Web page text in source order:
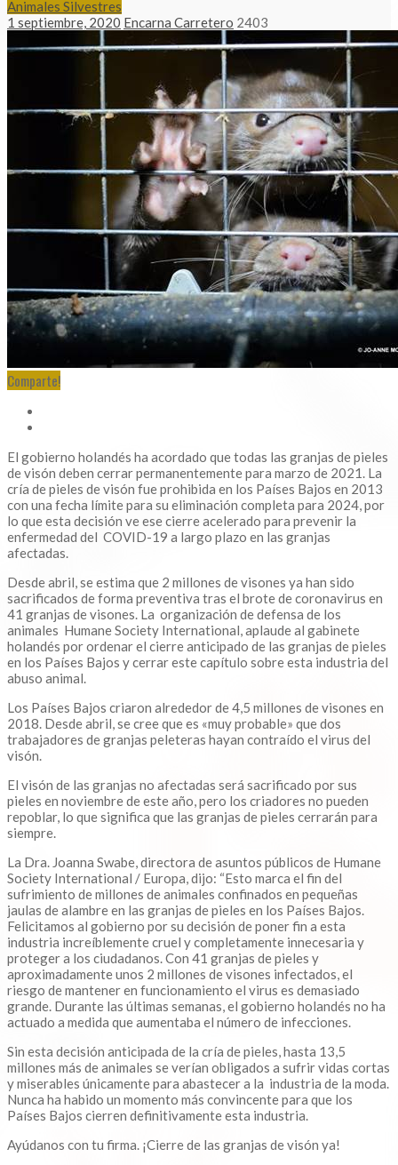
Animales Silvestres
1 septiembre, 2020 Encarna Carretero 2403
Comparte!
El gobierno holandés ha acordado que todas las granjas de pieles
de visón deben cerrar permanentemente para marzo de 2021. La
cría de pieles de visón fue prohibida en los Países Bajos en 2013
con una fecha límite para su eliminación completa para 2024, por
lo que esta decisión ve ese cierre acelerado para prevenir la
enfermedad del COVID-19 a largo plazo en las granjas
afectadas.
Desde abril, se estima que 2 millones de visones ya han sido
sacrificados de forma preventiva tras el brote de coronavirus en
41 granjas de visones. La organización de defensa de los
animales Humane Society International, aplaude al gabinete
holandés por ordenar el cierre anticipado de las granjas de pieles
en los Países Bajos y cerrar este capítulo sobre esta industria del
abuso animal.
Los Países Bajos criaron alrededor de 4,5 millones de visones en
2018. Desde abril, se cree que es «muy probable» que dos
trabajadores de granjas peleteras hayan contraído el virus del
visón.
El visón de las granjas no afectadas será sacrificado por sus
pieles en noviembre de este año, pero los criadores no pueden
repoblar, lo que significa que las granjas de pieles cerrarán para
siempre.
La Dra. Joanna Swabe, directora de asuntos públicos de Humane
Society International / Europa, dijo: “Esto marca el fin del
sufrimiento de millones de animales confinados en pequeñas
jaulas de alambre en las granjas de pieles en los Países Bajos.
Felicitamos al gobierno por su decisión de poner fin a esta
industria increíblemente cruel y completamente innecesaria y
proteger a los ciudadanos. Con 41 granjas de pieles y
aproximadamente unos 2 millones de visones infectados, el
riesgo de mantener en funcionamiento el virus es demasiado
grande. Durante las últimas semanas, el gobierno holandés no ha
actuado a medida que aumentaba el número de infecciones.
Sin esta decisión anticipada de la cría de pieles, hasta 13,5
millones más de animales se verían obligados a sufrir vidas cortas
y miserables únicamente para abastecer a la industria de la moda.
Nunca ha habido un momento más convincente para que los
Países Bajos cierren definitivamente esta industria.
Ayúdanos con tu firma. ¡Cierre de las granjas de visón ya!